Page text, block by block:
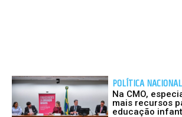
POLÍTICA NACIONAL
Na CMO,
mais recursos
educação